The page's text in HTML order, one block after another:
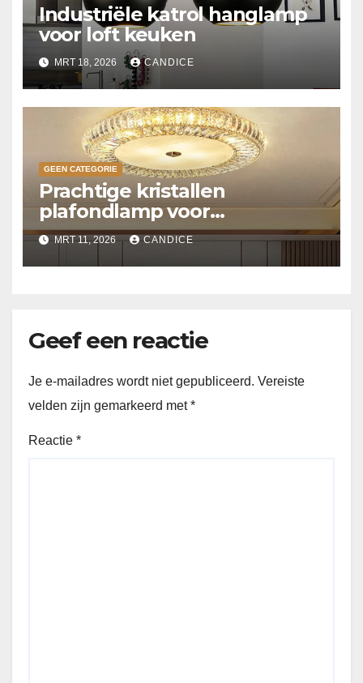
Industriële katrol hanglamp
voor loft keuken
MRT 18, 2026 CANDICE
GEEN CATEGORIE
Prachtige kristallen
plafondlamp voor
slaapkamer
MRT 11, 2026 CANDICE
Geef een reactie
Je e-mailadres wordt niet gepubliceerd. Vereiste
velden zijn gemarkeerd met*
Reactie *